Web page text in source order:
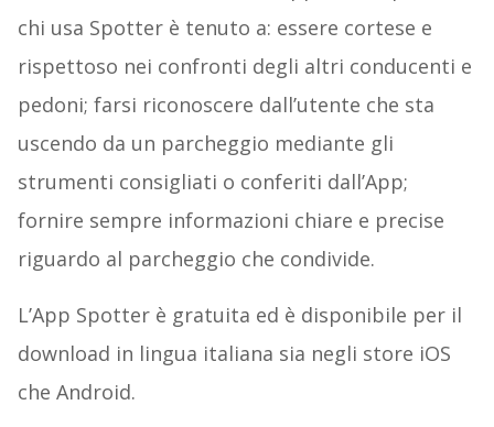
chi usa Spotter è tenuto a: essere cortese e
rispettoso nei confronti degli altri conducenti e
pedoni; farsi riconoscere dall’utente che sta
uscendo da un parcheggio mediante gli
strumenti consigliati o conferiti dall’App;
fornire sempre informazioni chiare e precise
riguardo al parcheggio che condivide.
L’App Spotter è gratuita ed è disponibile per il
download in lingua italiana sia negli store iOS
che Android.